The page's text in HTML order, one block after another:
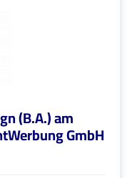
(B.A.) am
GmbH